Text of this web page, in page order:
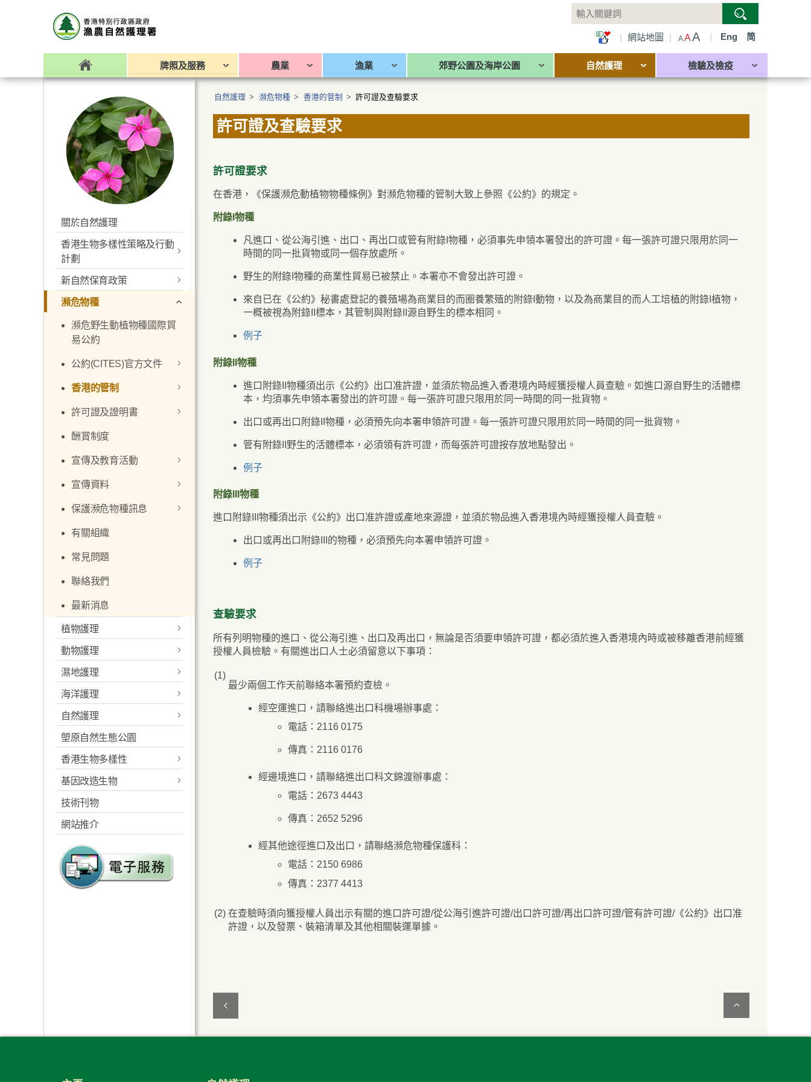
| 網站地圖 | AAA | Eng 简
牌照及服務 農業 漁業 郊野公園及海岸公園 自然護理 檢驗及檢疫
關於自然護理
香港生物多樣性策略及行動
計劃
更新的香港生物多樣性策
略及行動計劃
常見問題
活動及教育
資源與參考資料
新自然保育政策
新政策聲明
政策目標
作
新自然保育政策的單張
政策檢討及諮詢工作
最新消息
瀕危物種
瀕危野生動植物種國際貿
易公約
公約(CITES)官方文件
文本
決議
決定
致締約國通知書
香港的管制
有關法例
列明物種
許可證及查驗要求
違例刑罰
過境
個人或家庭財物
旅遊紀念品
其他規定
許可證及證明書
如何申請許可證
申請表及證明文件
遞交申請
費用
申請《公約》許可
酬賞制度
宣傳及教育活動
瀕危物種資源中心
講座及展覽
保護瀕危物種教學
宣傳資料
小冊子及單張
海報
宣傳短片
2018電視宣傳短片
申請《公約》許可
證指引
保護瀕危物種訊息
通函
網上買賣瀕危物種
瀕危動物物種的貿
憲報
有關組織
常見問題
聯絡我們
最新消息
植物護理
前言
香港植物標本室
利用本土植物改善郊野環
境
存護稀有及瀕危植物
林務規例
城門標本林
關於薇甘菊
動物護理
受保護野生動物
猴子
香港猴子
避孕及絕育計劃
避免受猴子滋擾
海龜
海龜基本資料
香港有記錄的海龜
香港的綠海龜保育
參考資料
淡水龜
本地淡水龜
保育
鳥類
香港的鳥類
繫網絡
香港的鳥類保育
漁農自然護理署委
盧氏小樹蛙
參考資料
全港禁餵
野生動物的滋擾
野生動物的鳴叫聲
濕地護理
關於濕地護理
米埔內后海灣國際重要濕
地
選定米埔內后海灣
為國際重要濕地
重要濕地一般資料
管理工作
進入米埔自然護理
區許可證
本港濕地護理
香港的紅樹
本地紅樹的種類
分佈
香港的海草
香港的河流溪澗
引言
天然河溪所受的威
建立濕地保育公園系統
海洋護理
中華白海豚
引言
分佈
群居結構及習性
生活周期
保育措施
報告擱淺鯨豚
江豚
引言
分佈及數目
群居結構、習性及
保育措施
報告擱淺鯨豚
珊瑚
引言
香港的珊瑚及其他
保育措施
珊瑚圖鑑
馬蹄蟹
簡介
生活周期和行為
存護情況
海洋底棲生物群落
引言
海洋底棲生物
教育活動與宣傳
汀角海岸生態保育計劃
尖鼻咀、流浮山及白泥擬
自然護理
簡介
生態彌償措施
塱原自然生態公園
香港生物多樣性
關於我們
最新消息
香港生物多樣性資訊站
香港物種
外來入侵物種
基因改造生物
簡介
條例的管制
指引
基因改造生物核准
下載公用表格
有用的連結
技術刊物
網站推介
自然護理 > 瀕危物種 > 香港的管制 > 許可證及查驗要求
許可證及查驗要求
許可證要求
在香港，《保護瀕危動植物物種條例》對瀕危物種的管制大致上參照《公約》的規定。
附錄I物種
凡進口、從公海引進、出口、再出口或管有附錄I物種，必須事先申領本署發出的許可證。每一張許可證只限用於同一
時間的同一批貨物或同一個存放處所。
野生的附錄I物種的商業性貿易已被禁止。本署亦不會發出許可證。
來自已在《公約》秘書處登記的養殖場為商業目的而圈養繁殖的附錄I動物，以及為商業目的而人工培植的附錄I植物，
一概被視為附錄II標本，其管制與附錄II源自野生的標本相同。
例子
附錄II物種
進口附錄II物種須出示《公約》出口准許證，並須於物品進入香港境內時經獲授權人員查驗。如進口源自野生的活體標
本，均須事先申領本署發出的許可證。每一張許可證只限用於同一時間的同一批貨物。
出口或再出口附錄II物種，必須預先向本署申領許可證。每一張許可證只限用於同一時間的同一批貨物。
管有附錄II野生的活體標本，必須領有許可證，而每張許可證按存放地點發出。
例子
附錄III物種
進口附錄III物種須出示《公約》出口准許證或產地來源證，並須於物品進入香港境內時經獲授權人員查驗。
出口或再出口附錄III的物種，必須預先向本署申領許可證。
例子
查驗要求
所有列明物種的進口、從公海引進、出口及再出口，無論是否須要申領許可證，都必須於進入香港境內時或被移離香港前經獲
授權人員檢驗。有關進出口人士必須留意以下事項：
(1)
最少兩個工作天前聯絡本署預約查檢。
經空運進口，請聯絡進出口科機場辦事處：
電話：2116 0175
傳真：2116 0176
經邊境進口，請聯絡進出口科文錦渡辦事處：
電話：2673 4443
傳真：2652 5296
經其他途徑進口及出口，請聯絡瀕危物種保護科：
電話：2150 6986
傳真：2377 4413
(2) 在查驗時須向獲授權人員出示有關的進口許可證/從公海引進許可證/出口許可證/再出口許可證/管有許可證/《公約》出口准
許證，以及發票、裝箱清單及其他相關裝運單據。